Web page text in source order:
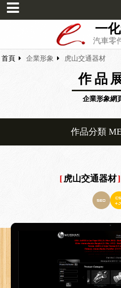
一化
汽車零
首頁 企業形象 虎山交通器材
作品
企業形象網
作品分類
[ 虎山交通器材]